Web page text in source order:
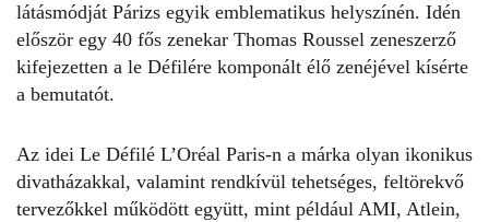
látásmódját Párizs egyik emblematikus helyszínén. Idén
először egy 40 fős zenekar Thomas Roussel zeneszerző
kifejezetten a le Défilére komponált élő zenéjével kísérte
a bemutatót.
Az idei Le Défilé L’Oréal Paris-n a márka olyan ikonikus
divatházakkal, valamint rendkívül tehetséges, feltörekvő
tervezőkkel működött együtt, mint például AMI, Atlein,